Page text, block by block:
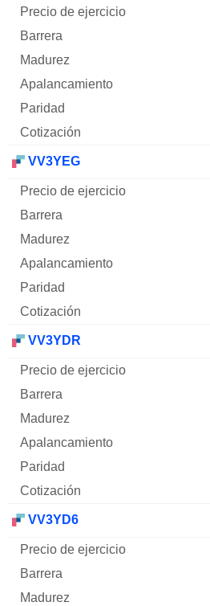
VV3YEG
VV3YDR
VV3YD6